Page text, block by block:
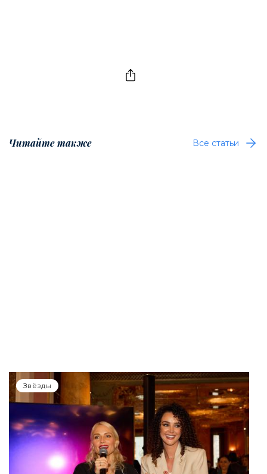
Читайте также Все статьи
Звёзды